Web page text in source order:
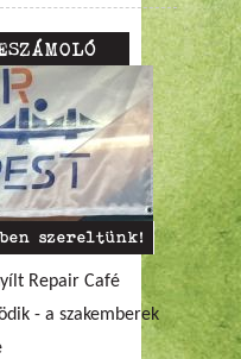
szereltünk!
Repair Café
- a szakemberek